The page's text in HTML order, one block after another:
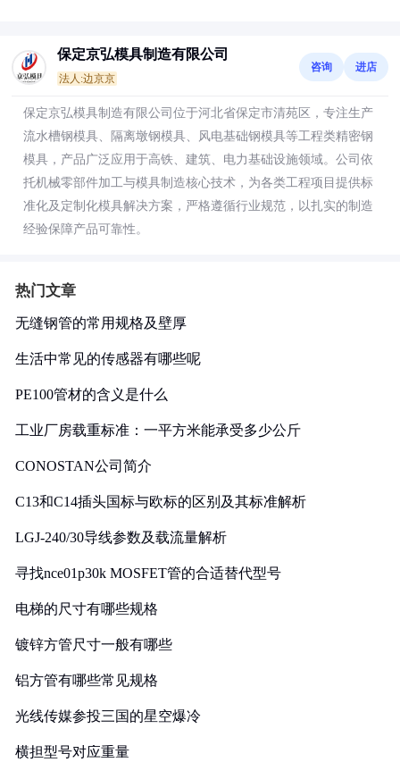
保定京弘模具制造有限公司
法人:边京京
咨询 进店
保定京弘模具制造有限公司位于河北省保定市清苑区，专注生产
流水槽钢模具、隔离墩钢模具、风电基础钢模具等工程类精密钢
模具，产品广泛应用于高铁、建筑、电力基础设施领域。公司依
托机械零部件加工与模具制造核心技术，为各类工程项目提供标
准化及定制化模具解决方案，严格遵循行业规范，以扎实的制造
经验保障产品可靠性。
热门文章
无缝钢管的常用规格及壁厚
生活中常见的传感器有哪些呢
PE100管材的含义是什么
工业厂房载重标准：一平方米能承受多少公斤
CONOSTAN公司简介
C13和C14插头国标与欧标的区别及其标准解析
LGJ-240/30导线参数及载流量解析
寻找nce01p30k MOSFET管的合适替代型号
电梯的尺寸有哪些规格
镀锌方管尺寸一般有哪些
铝方管有哪些常见规格
光线传媒参投三国的星空爆冷
横担型号对应重量